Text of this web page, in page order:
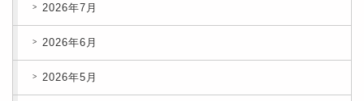
2026年7月
2026年6月
2026年5月